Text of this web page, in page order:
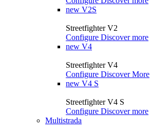
new V2S
Streetfighter V2
Configure Discover more
new V4
Streetfighter V4
Configure Discover More
new V4 S
Streetfighter V4 S
Configure Discover more
Multistrada